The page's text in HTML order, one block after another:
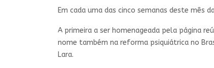
Em cada uma das cinco semanas deste mês
A primeira a ser homenageada pela página
nome também na reforma psiquiátrica no
Lara.